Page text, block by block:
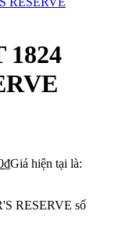
₫Giá hiện tại là:
RESERVE số